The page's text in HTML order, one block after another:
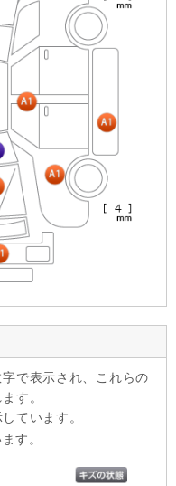
で表示され、これらの
す。
ています。
す。